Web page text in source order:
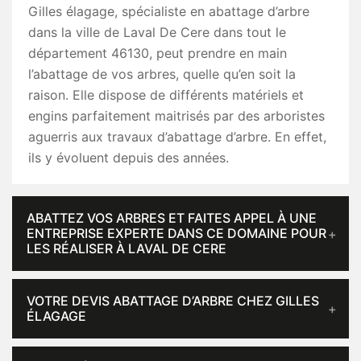
Gilles élagage, spécialiste en abattage d’arbre
dans la ville de Laval De Cere dans tout le
département 46130, peut prendre en main
l’abattage de vos arbres, quelle qu’en soit la
raison. Elle dispose de différents matériels et
engins parfaitement maitrisés par des arboristes
aguerris aux travaux d’abattage d’arbre. En effet,
ils y évoluent depuis des années.
ABATTEZ VOS ARBRES ET FAITES APPEL À UNE
ENTREPRISE EXPERTE DANS CE DOMAINE POUR
LES RÉALISER À LAVAL DE CERE
VOTRE DEVIS ABATTAGE D’ARBRE CHEZ GILLES
ÉLAGAGE